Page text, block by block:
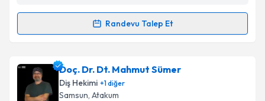
Kişisel verilerimin işlenmesine ilişkin
Metni'ni okudum ve kişisel verilerimin belirtilen
Takvim Talebini Gönder
Randevu Talep Et
Randevu Takvimi Talebi
Dr. Dt. Elif Özen Sandıkçıiçin randevu takvimi talebi
oluşturun. Size bu uzmandan randevu almanız için bir
takvim hazırlandığında e-posta ile bilgilendireceğiz.
Doç. Dr. Dt. Mahmut Sümer
Diş Hekimi +1diğer
Samsun, Atakum